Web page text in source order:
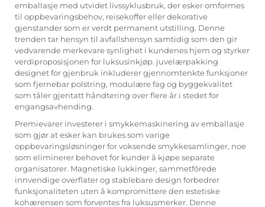
emballasje med utvidet livssyklusbruk, der esker omformes
til oppbevaringsbehov, reisekoffer eller dekorative
gjenstander som er verdt permanent utstilling. Denne
trenden tar hensyn til avfallshensyn samtidig som den gir
vedvarende merkevare synlighet i kundenes hjem og styrker
verdiproposisjonen for luksusinkjøp. juvelærpakking
designet for gjenbruk inkluderer gjennomtenkte funksjoner
som fjernebar polstring, modulære fag og byggekvalitet
som tåler gjentatt håndtering over flere år i stedet for
engangsavhending.
Premievarer investerer i smykkemaskinering av emballasje
som gjør at esker kan brukes som varige
oppbevaringsløsninger for voksende smykkesamlinger, noe
som eliminerer behovet for kunder å kjøpe separate
organisatorer. Magnetiske lukkinger, sammetfôrede
innvendige overflater og stablebare design forbedrer
funksjonaliteten uten å kompromittere den estetiske
kohærensen som forventes fra luksusmerker. Denne